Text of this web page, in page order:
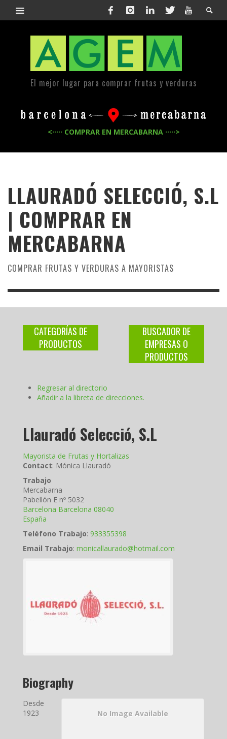
El mejor lugar para comprar frutas y verduras
<····· COMPRAR EN MERCABARNA ·····>
LLAURADÓ SELECCIÓ, S.L
| COMPRAR EN
MERCABARNA
COMPRAR FRUTAS Y VERDURAS A MAYORISTAS
CATEGORÍAS DE
PRODUCTOS
BUSCADOR DE
EMPRESAS O
PRODUCTOS
Regresar al directorio
Añadir a la libreta de direcciones.
Llauradó Selecció, S.L
Mayorista de Frutas y Hortalizas
Contact: Mónica Llauradó
Trabajo
Mercabarna
Pabellón E nº 5032
Barcelona Barcelona 08040
España
Teléfono Trabajo: 933355398
Email Trabajo: monicallaurado@hotmail.com
Biography
No Image Available
Desde
1923